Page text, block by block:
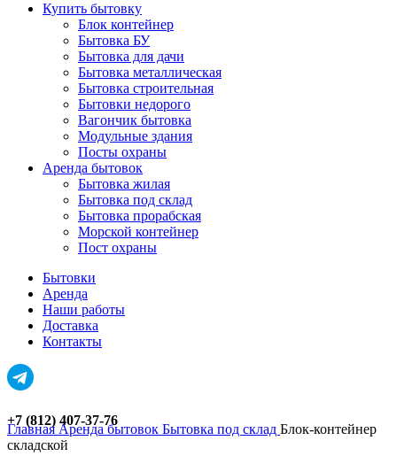
Купить бытовку
Блок контейнер
Бытовка БУ
Бытовка для дачи
Бытовка металлическая
Бытовка строительная
Бытовки недорого
Вагончик бытовка
Модульные здания
Посты охраны
Аренда бытовок
Бытовка жилая
Бытовка под склад
Бытовка прорабская
Морской контейнер
Пост охраны
Бытовки
Аренда
Наши работы
Доставка
Контакты
+7 (812) 407-37-76
Главная Аренда бытовок Бытовка под склад Блок-контейнер
складской